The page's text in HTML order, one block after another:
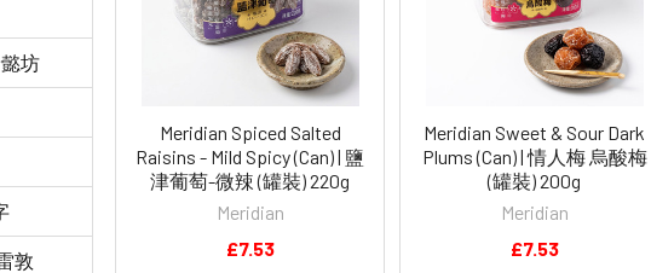
坊
敦
Meridian Spiced Salted
Raisins - Mild Spicy (Can) | 鹽
津葡萄-微辣 (罐裝) 220g
Meridian
£7.53
Meridian Sweet & Sour Dark
Plums (Can) | 情人梅 烏酸梅
(罐裝) 200g
Meridian
£7.53